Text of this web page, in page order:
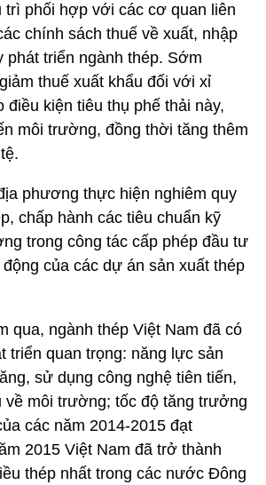
trì phối hợp với các cơ quan liên
chính sách thuế về xuất, nhập
phát triển ngành thép. Sớm
thuế xuất khẩu đối với xỉ
điều kiện tiêu thụ phế thải này,
môi trường, đồng thời tăng thêm
phương thực hiện nghiêm quy
chấp hành các tiêu chuẩn kỹ
trong công tác cấp phép đầu tư
của các dự án sản xuất thép
qua, ngành thép Việt Nam đã có
triển quan trọng: năng lực sản
sử dụng công nghệ tiên tiến,
về môi trường; tốc độ tăng trưởng
các năm 2014-2015 đạt
2015 Việt Nam đã trở thành
thép nhất trong các nước Đông